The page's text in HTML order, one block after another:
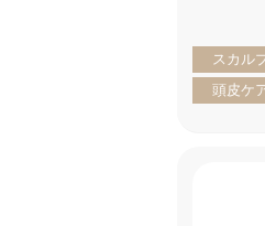
スカル
頭皮ケ